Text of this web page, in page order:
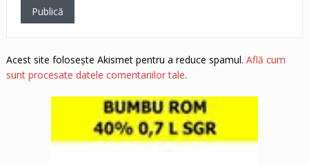
Acest site folosește Akismet pentru a reduce spamul. Află cum
sunt procesate datele comentariilor tale.